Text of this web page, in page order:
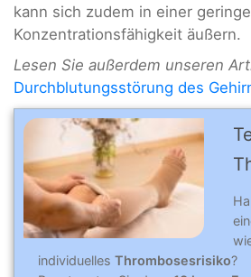
kann sich zudem in einer
Konzentrationsfähigkeit äußern.
Lesen Sie außerdem unseren
Durchblutungsstörung des
individuelles Thrombosesrisiko?